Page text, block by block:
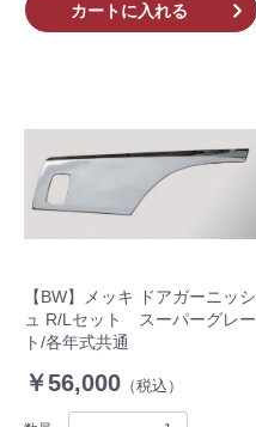
カートに入れる
【BW】メッキ ドアガーニッシ
ュ R/Lセット スーパーグレー
ト/各年式共通
￥56,000 （税込）